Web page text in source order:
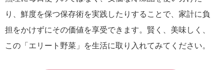
り、鮮度を保つ保存術を実践したりすることで、家計に負
担をかけずにその価値を享受できます。賢く、美味しく、
この「エリート野菜」を生活に取り入れてみてください。